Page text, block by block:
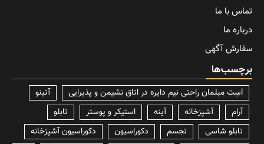
تماس با ما
درباره ما
سفارش آگهی
برچسب‌ها
lسِت مبلمان راحتی نیم دایره در اتاق نشیمن و پذیرایی
آتینو
آرام
آشپزخانه آینه استیکر و پوستر
تابلو
تابلو شاسی
تجسم دکوراسیون
دکوراسیون آشپزخانه